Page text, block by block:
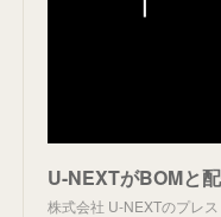
株式会社 U-NEXTのプレ